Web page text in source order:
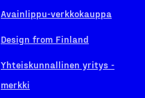
Avainlippu-verkkokauppa
Design from Finland
Yhteiskunnallinen yritys -
merkki